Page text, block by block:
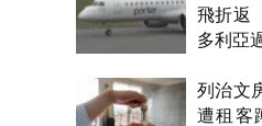
飛折返
多利亞
列治文
遭租客